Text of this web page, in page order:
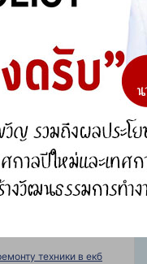
панелей
вашего
дом!
#20322
екатеринбурге
техники в екб